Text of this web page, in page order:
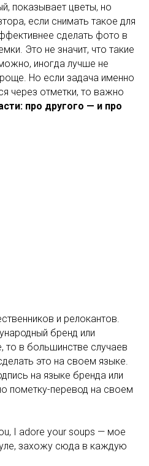
показывает цветы, но
если снимать такое для
сделать фото в
Это не значит, что такие
иногда лучше не
Но если задача именно
через отметки, то важно
про другого — и про
и релокантов.
бренд или
то в большинстве случаев
это на своем языке.
на языке бренда или
пометку-перевод на своем
I adore your soups — мое
захожу сюда в каждую